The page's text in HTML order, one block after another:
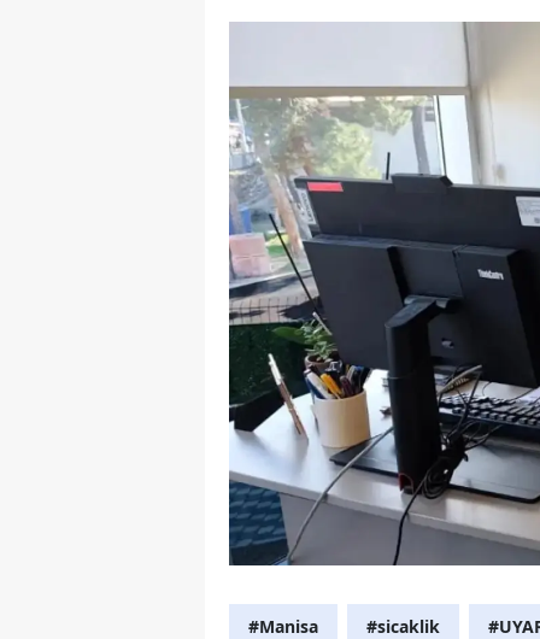
#Manisa #sicaklik